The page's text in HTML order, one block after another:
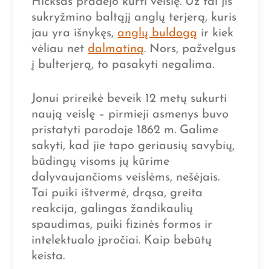
sukryžmino baltąjį anglų terjerą, kuris
jau yra išnykęs, anglų buldogą ir kiek
vėliau net dalmatiną. Nors, pažvelgus
į bulterjerą, to pasakyti negalima.
Jonui prireikė beveik 12 metų sukurti
naują veislę – pirmieji asmenys buvo
pristatyti parodoje 1862 m. Galime
sakyti, kad jie tapo geriausių savybių,
būdingų visoms jų kūrime
dalyvaujančioms veislėms, nešėjais.
Tai puiki ištvermė, drąsa, greita
reakcija, galingas žandikaulių
spaudimas, puiki fizinės formos ir
intelektualo įpročiai. Kaip bebūtų
keista.